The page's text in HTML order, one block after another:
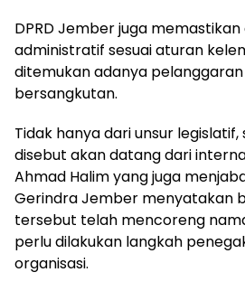
DPRD Jember juga
administratif sesuai aturan
ditemukan adanya
bersangkutan.
Tidak hanya dari unsur legislatif,
disebut akan datang dari
Ahmad Halim yang juga
Gerindra Jember menyatakan
tersebut telah mencoreng
perlu dilakukan langkah
organisasi.